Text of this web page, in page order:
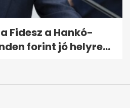
Fidesz a Hankó-
forint jó helyre...